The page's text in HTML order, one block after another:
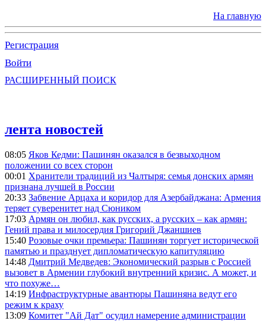
На главную
Регистрация
Войти
РАСШИРЕННЫЙ ПОИСК
лента новостей
08:05 Яков Кедми: Пашинян оказался в безвыходном
положении со всех сторон
00:01 Хранители традиций из Чалтыря: семья донских армян
признана лучшей в России
20:33 Забвение Арцаха и коридор для Азербайджана: Армения
теряет суверенитет над Сюником
17:03 Армян он любил, как русских, а русских – как армян:
Гений права и милосердия Григорий Джаншиев
15:40 Розовые очки премьера: Пашинян торгует исторической
памятью и празднует дипломатическую капитуляцию
14:48 Дмитрий Медведев: Экономический разрыв с Россией
вызовет в Армении глубокий внутренний кризис. А может, и
что похуже…
14:19 Инфраструктурные авантюры Пашиняна ведут его
режим к краху
13:09 Комитет "Ай Дат" осудил намерение администрации